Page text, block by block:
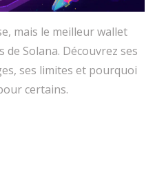
mais le meilleur wallet
Solana. Découvrez ses
ses limites et pourquoi
certains.